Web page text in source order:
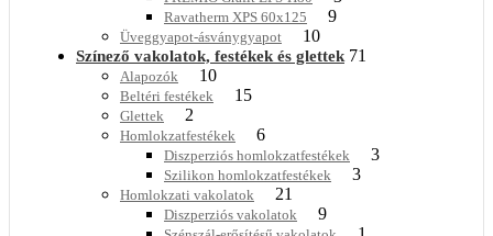
Ravatherm XPS 60x125 9
Üveggyapot-ásványgyapot 10
Színező vakolatok, festékek és glettek 71
Alapozók 10
Beltéri festékek 15
Glettek 2
Homlokzatfestékek 6
Diszperziós homlokzatfestékek 3
Szilikon homlokzatfestékek 3
Homlokzati vakolatok 21
Diszperziós vakolatok 9